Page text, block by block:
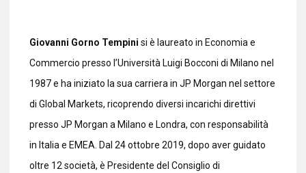
Giovanni Gorno Tempini si è laureato in Economia e
Commercio presso l’Università Luigi Bocconi di Milano nel
1987 e ha iniziato la sua carriera in JP Morgan nel settore
di Global Markets, ricoprendo diversi incarichi direttivi
presso JP Morgan a Milano e Londra, con responsabilità
in Italia e EMEA. Dal 24 ottobre 2019, dopo aver guidato
oltre 12 società, è Presidente del Consiglio di